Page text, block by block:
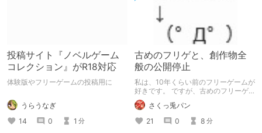
投稿サイト『ノベルゲーム
コレクション』がR18対応
体験版やフリーゲームの投稿用に
うらうなぎ
14
0 1 分
古めのフリゲと、創作物全
般の公開停止
私は、10年くらい前のフリーゲームが
好きです。 ですが、古めのフリーゲ
ームが好き故に困る事があるのです。
さくっ兎パン
21
0 8 分